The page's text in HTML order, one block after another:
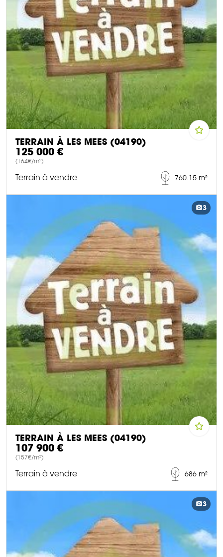
TERRAIN À LES MEES (04190)
125 000 €
(164€/m²)
Terrain à vendre 760.15 m²
3
TERRAIN À LES MEES (04190)
107 900 €
(157€/m²)
Terrain à vendre 686 m²
3